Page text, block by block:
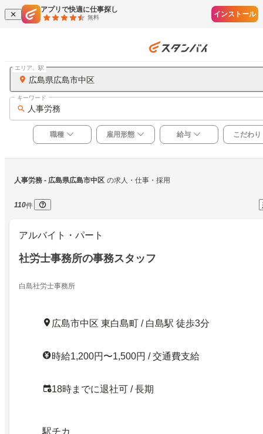
アプリで快適に仕事探し
無料 インストール
広島県広島市中区
エリア、駅
人事労務
キーワード
職種 雇用形態 給与 こだわり
人事労務 - 広島県広島市中区 の求人・仕事・採用
110件
アルバイト・パート
社労士事務所の事務スタッフ
白島社労士事務所
広島市中区 東白島町 / 白島駅 徒歩3分
時給1,200円〜1,500円 / 交通費支給
18時までに退社可 / 長期
駅チカ